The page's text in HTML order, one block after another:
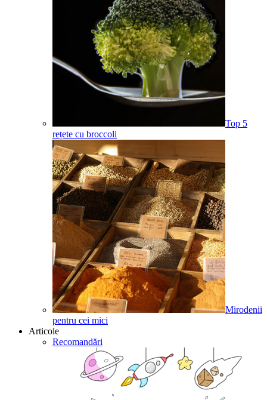
Top 5
rețete cu broccoli
Mirodenii
pentru cei mici
Articole
Recomandări